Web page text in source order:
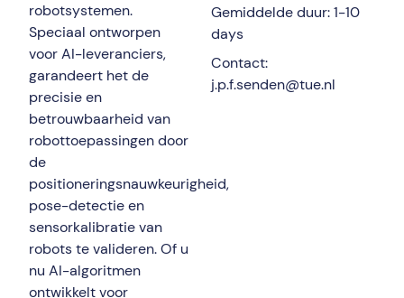
robotsystemen.
Speciaal ontworpen
voor AI-leveranciers,
garandeert het de
precisie en
betrouwbaarheid van
robottoepassingen door
de
positioneringsnauwkeurigheid,
pose-detectie en
sensorkalibratie van
robots te valideren. Of u
nu AI-algoritmen
ontwikkelt voor
Gemiddelde duur: 1-10
days
Contact:
j.p.f.senden@tue.nl